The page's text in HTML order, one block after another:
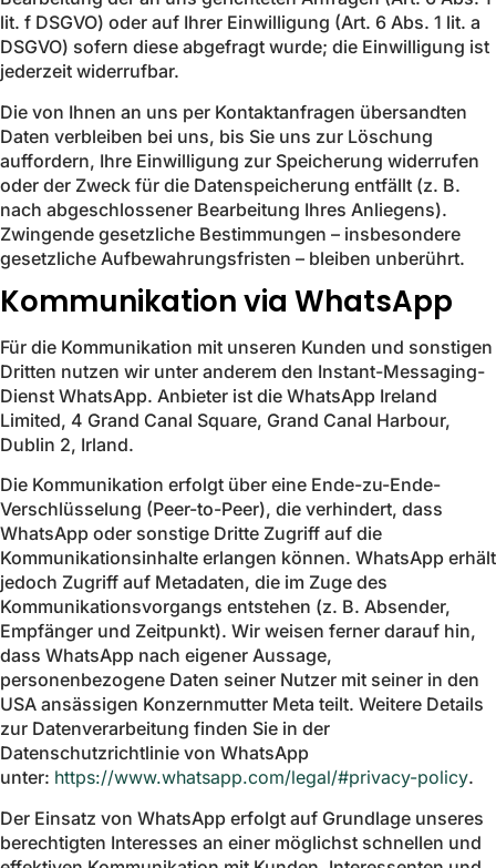
lit. f DSGVO) oder auf Ihrer Einwilligung (Art. 6 Abs. 1 lit. a
DSGVO) sofern diese abgefragt wurde; die Einwilligung ist
jederzeit widerrufbar.
Die von Ihnen an uns per Kontaktanfragen übersandten
Daten verbleiben bei uns, bis Sie uns zur Löschung
auffordern, Ihre Einwilligung zur Speicherung widerrufen
oder der Zweck für die Datenspeicherung entfällt (z. B.
nach abgeschlossener Bearbeitung Ihres Anliegens).
Zwingende gesetzliche Bestimmungen – insbesondere
gesetzliche Aufbewahrungsfristen – bleiben unberührt.
Kommunikation via WhatsApp
Für die Kommunikation mit unseren Kunden und sonstigen
Dritten nutzen wir unter anderem den Instant-Messaging-
Dienst WhatsApp. Anbieter ist die WhatsApp Ireland
Limited, 4 Grand Canal Square, Grand Canal Harbour,
Dublin 2, Irland.
Die Kommunikation erfolgt über eine Ende-zu-Ende-
Verschlüsselung (Peer-to-Peer), die verhindert, dass
WhatsApp oder sonstige Dritte Zugriff auf die
Kommunikationsinhalte erlangen können. WhatsApp erhält
jedoch Zugriff auf Metadaten, die im Zuge des
Kommunikationsvorgangs entstehen (z. B. Absender,
Empfänger und Zeitpunkt). Wir weisen ferner darauf hin,
dass WhatsApp nach eigener Aussage,
personenbezogene Daten seiner Nutzer mit seiner in den
USA ansässigen Konzernmutter Meta teilt. Weitere Details
zur Datenverarbeitung finden Sie in der
Datenschutzrichtlinie von WhatsApp
unter: https://www.whatsapp.com/legal/#privacy-policy.
Der Einsatz von WhatsApp erfolgt auf Grundlage unseres
berechtigten Interesses an einer möglichst schnellen und